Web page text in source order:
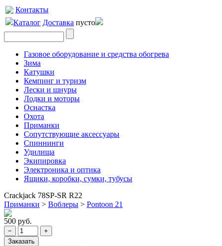
Контакты
Каталог Доставка пусто
Газовое оборудование и средства обогрева
Зима
Катушки
Кемпинг и туризм
Лески и шнуры
Лодки и моторы
Оснастка
Охота
Приманки
Сопутствующие аксессуары
Спиннинги
Удилища
Экипировка
Электроника и оптика
Ящики, коробки, сумки, тубусы
Crackjack 78SP-SR R22
Приманки > Воблеры > Pontoon 21
500 руб.